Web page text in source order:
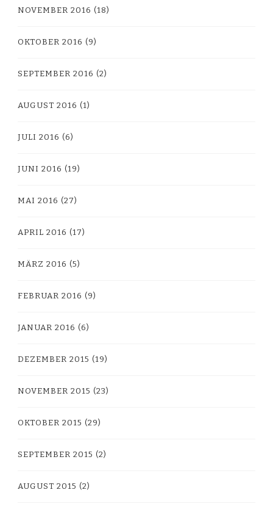
NOVEMBER 2016 (18)
OKTOBER 2016 (9)
SEPTEMBER 2016 (2)
AUGUST 2016 (1)
JULI 2016 (6)
JUNI 2016 (19)
MAI 2016 (27)
APRIL 2016 (17)
MÄRZ 2016 (5)
FEBRUAR 2016 (9)
JANUAR 2016 (6)
DEZEMBER 2015 (19)
NOVEMBER 2015 (23)
OKTOBER 2015 (29)
SEPTEMBER 2015 (2)
AUGUST 2015 (2)